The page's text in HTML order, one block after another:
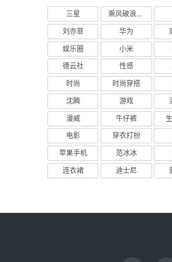
三星 乘风破浪的姐姐
刘亦菲
华为
娱乐圈
小米
德云社
性感
时尚
时尚穿搭
沈腾
游戏
漫威
牛仔裤
电影
穿衣打扮
苹果手机
范冰冰
连衣裙
迪士尼